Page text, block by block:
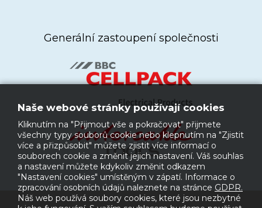
Generální zastoupení společnosti
Naše webové stránky používají cookies
Kliknutím na "Přijmout vše a pokračovat" přijmete
všechny typy souborů cookie nebo klepnutím na "Zjistit
více a přizpůsobit" můžete zjistit více informací o
souborech cookie a změnit jejich nastavení. Váš souhlas
a nastavení můžete kdykoliv změnit odkazem
"Nastavení cookies" umístěným v zápatí. Informace o
zpracování osobních údajů naleznete na stránce GDPR.
Náš web používá soubory cookies, které jsou nezbytné